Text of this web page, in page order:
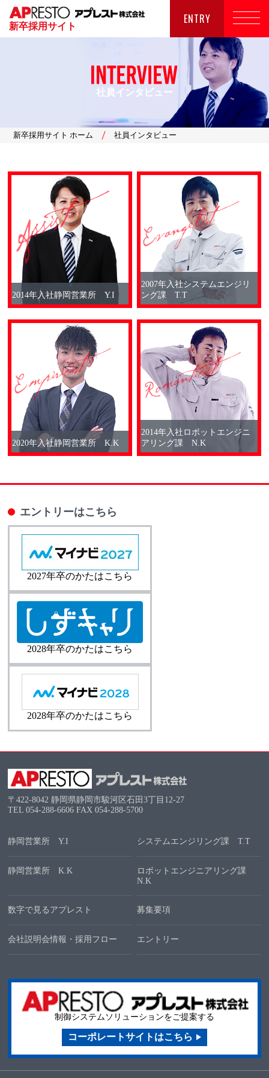
新卒採用サイト
ENTRY
社員インタビュー
新卒採用サイト ホーム 社員インタビュー
2014年入社静岡営業所 Y.I
2007年入社システムエンジリ
ング課 T.T
2020年入社静岡営業所 K.K
2014年入社ロボットエンジニ
アリング課 N.K
エントリーはこちら
2027年卒のかたはこちら
2028年卒のかたはこちら
2028年卒のかたはこちら
〒422-8042 静岡県静岡市駿河区石田3丁目12-27
TEL054-288-6606 FAX 054-288-5700
静岡営業所 Y.I システムエンジリング課 T.T
静岡営業所 K.K
ロボットエンジニアリング課
N.K
数字で見るアプレスト 募集要項
会社説明会情報・採用フロー エントリー
制御システムソリューションをご提案する
コーポレートサイトはこちら